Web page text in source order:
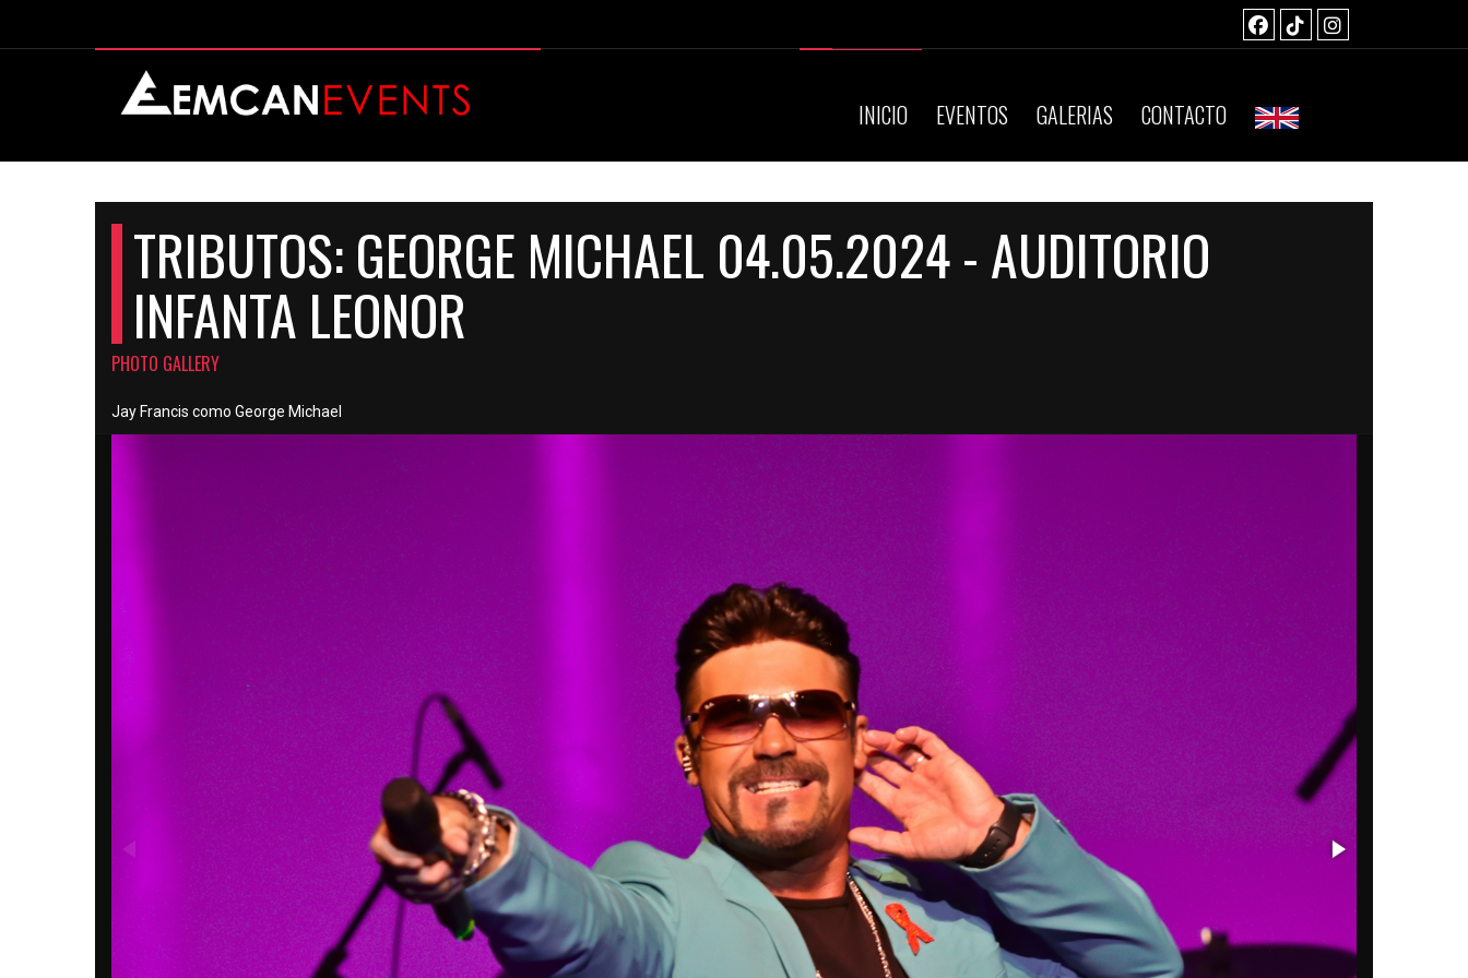
INICIO EVENTOS GALERIAS CONTACTO
TRIBUTOS: GEORGE MICHAEL 04.05.2024 - AUDITORIO
INFANTA LEONOR
PHOTO GALLERY
Jay Francis como George Michael